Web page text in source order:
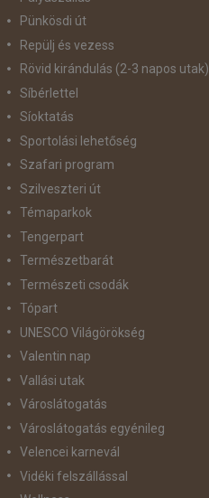
Pünkösdi út
Repülj és vezess
Rövid kirándulás (2-3 napos utak)
Síbérlettel
Síoktatás
Sportolási lehetőség
Szafari program
Szilveszteri út
Témaparkok
Tengerpart
Természetbarát
Természeti csodák
Tópart
UNESCO Világörökség
Valentin nap
Vallási utak
Városlátogatás
Városlátogatás egyénileg
Velencei karnevál
Vidéki felszállással